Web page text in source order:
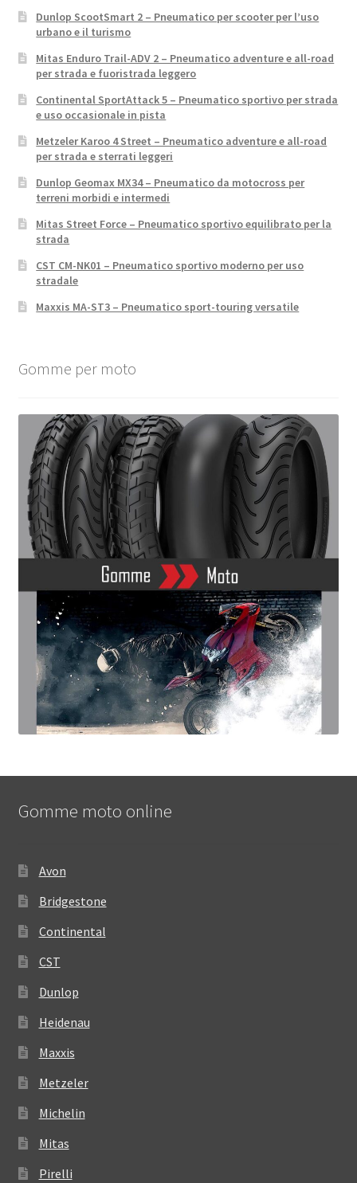
Dunlop ScootSmart 2 – Pneumatico per scooter per l’uso
urbano e il turismo
Mitas Enduro Trail-ADV 2 – Pneumatico adventure e all-road
per strada e fuoristrada leggero
Continental SportAttack 5 – Pneumatico sportivo per strada
e uso occasionale in pista
Metzeler Karoo 4 Street – Pneumatico adventure e all-road
per strada e sterrati leggeri
Dunlop Geomax MX34 – Pneumatico da motocross per
terreni morbidi e intermedi
Mitas Street Force – Pneumatico sportivo equilibrato per la
strada
CST CM-NK01 – Pneumatico sportivo moderno per uso
stradale
Maxxis MA-ST3 – Pneumatico sport-touring versatile
Gomme per moto
Gomme moto online
Avon
Bridgestone
Continental
CST
Dunlop
Heidenau
Maxxis
Metzeler
Michelin
Mitas
Pirelli